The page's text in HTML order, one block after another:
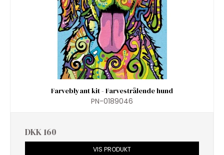
Farveblyant kit - Farvestrålende hund
PN-0189046
DKK 160
VIS PRODUKT